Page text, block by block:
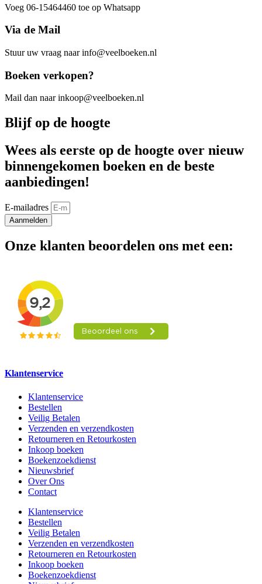
Voeg 06-15464460 toe op Whatsapp
Via de Mail
Stuur uw vraag naar info@veelboeken.nl
Boeken verkopen?
Mail dan naar inkoop@veelboeken.nl
Blijf op de hoogte
Wees als eerste op de hoogte over nieuw
binnengekomen boeken en de beste
aanbiedingen!
E-mailadres
Aanmelden
Onze klanten beoordelen ons met een:
Klantenservice
Klantenservice
Bestellen
Veilig Betalen
Verzenden en verzendkosten
Retourneren en Retourkosten
Inkoop boeken
Boekenzoekdienst
Nieuwsbrief
Over Ons
Contact
Klantenservice
Bestellen
Veilig Betalen
Verzenden en verzendkosten
Retourneren en Retourkosten
Inkoop boeken
Boekenzoekdienst